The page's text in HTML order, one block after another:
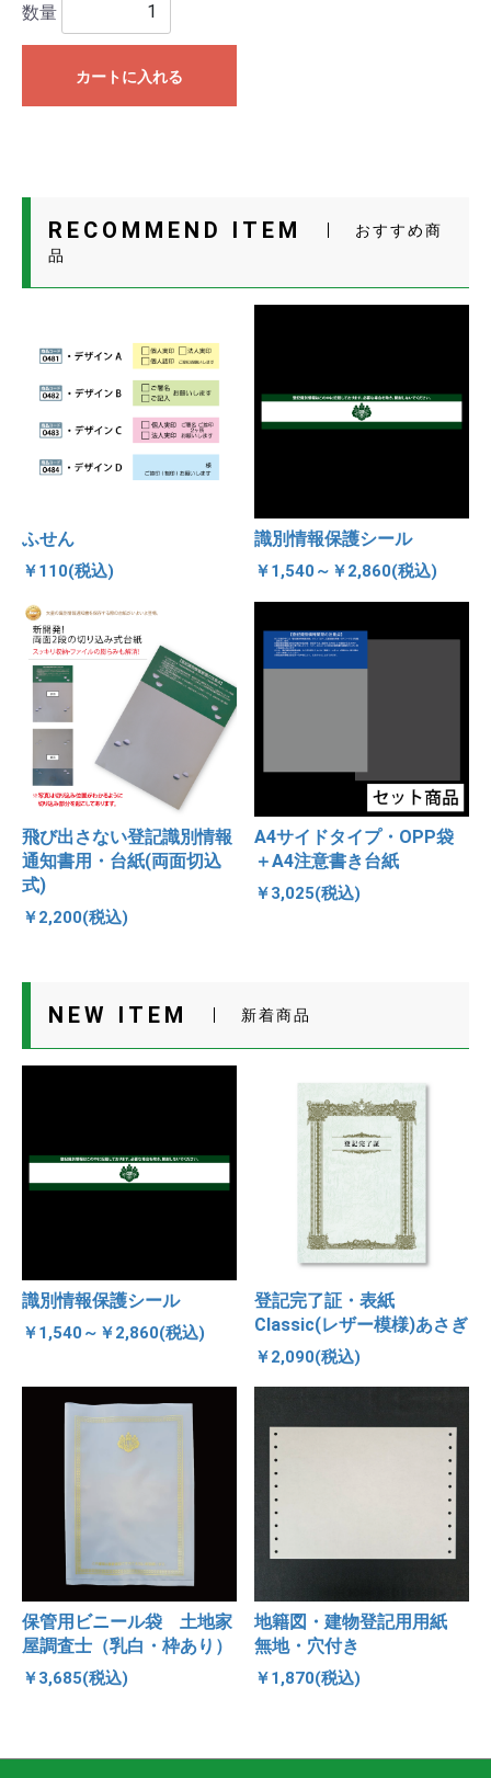
数量
カートに入れる
RECOMMEND ITEM
おすすめ商
品
ふせん
￥110(税込)
識別情報保護シール
￥1,540～￥2,860(税込)
飛び出さない登記識別情報
通知書用・台紙(両面切込
式)
￥2,200(税込)
A4サイドタイプ・OPP袋
＋A4注意書き台紙
￥3,025(税込)
NEW ITEM 新着商品
識別情報保護シール
￥1,540～￥2,860(税込)
登記完了証・表紙
Classic(レザー模様)あさぎ
￥2,090(税込)
保管用ビニール袋 土地家
屋調査士（乳白・枠あり）
￥3,685(税込)
地籍図・建物登記用用紙
無地・穴付き
￥1,870(税込)